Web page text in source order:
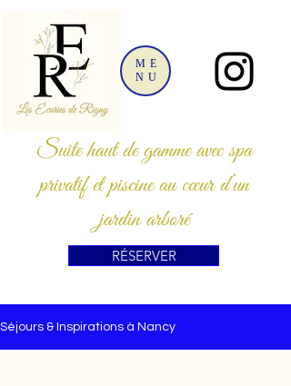
ME
NU
RÉSERVER
Suite haut de gamme avec spa
privatif et piscine au cœur d’un
jardin arboré
Séjours & Inspirations à Nancy